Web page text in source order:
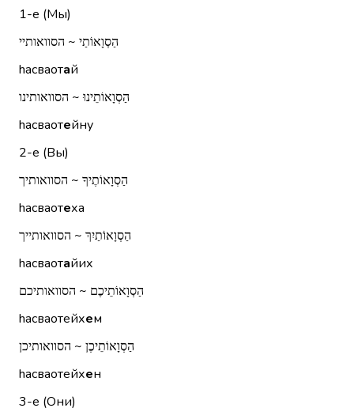
1-е (Мы)
הַסְוָאוֹתַי ~ הסוואותיי
hасваотай
הַסְוָאוֹתֵינוּ ~ הסוואותינו
hасваотейну
2-е (Вы)
הַסְוָאוֹתֶיךָ ~ הסוואותיך
hасваотеха
הַסְוָאוֹתַיִךְ ~ הסוואותייך
hасваотайих
הַסְוָאוֹתֵיכֶם ~ הסוואותיכם
hасваотейхем
הַסְוָאוֹתֵיכֶן ~ הסוואותיכן
hасваотейхен
3-е (Они)